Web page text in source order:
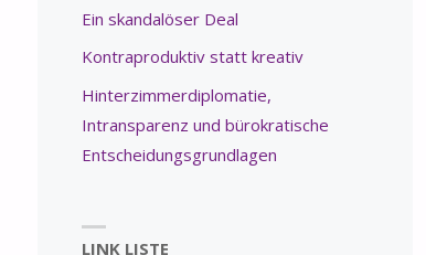
Ein skandalöser Deal
Kontraproduktiv statt kreativ
Hinterzimmerdiplomatie,
Intransparenz und bürokratische
Entscheidungsgrundlagen
LINK LISTE